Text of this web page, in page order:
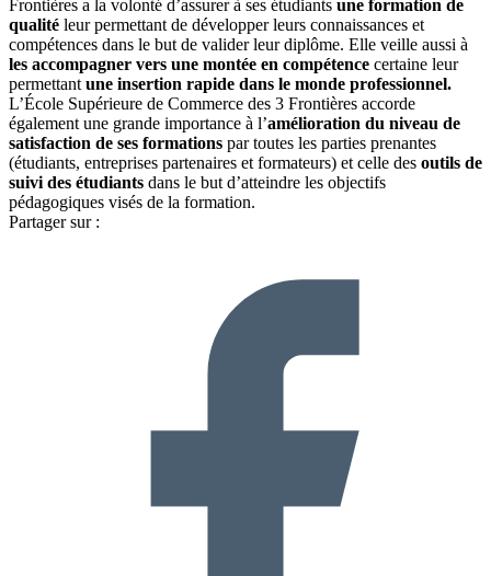
Frontières a la volonté d’assurer à ses étudiants une formation de
qualité leur permettant de développer leurs connaissances et
compétences dans le but de valider leur diplôme. Elle veille aussi à
les accompagner vers une montée en compétence certaine leur
permettant une insertion rapide dans le monde professionnel.
L’École Supérieure de Commerce des 3 Frontières accorde
également une grande importance à l’amélioration du niveau de
satisfaction de ses formations par toutes les parties prenantes
(étudiants, entreprises partenaires et formateurs) et celle des outils de
suivi des étudiants dans le but d’atteindre les objectifs
pédagogiques visés de la formation.
Partager sur :